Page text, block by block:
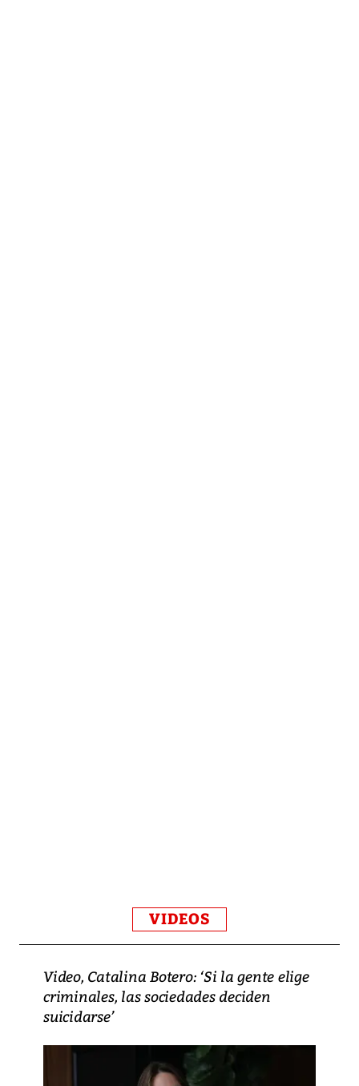
VIDEOS
Video, Catalina Botero: ‘Si la gente elige
criminales, las sociedades deciden
suicidarse’